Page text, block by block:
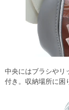
中央にはブラシやリ
付き。収納場所に困